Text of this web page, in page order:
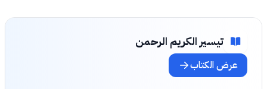
تيسير الكريم الرحمن
عرض الكتاب